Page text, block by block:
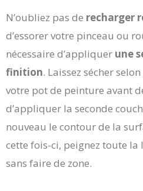
N’oubliez pas de recharger
d’essorer votre pinceau ou
nécessaire d’appliquer une
finition. Laissez sécher
votre pot de peinture avant
d’appliquer la seconde
nouveau le contour de la
cette fois-ci, peignez toute
sans faire de zone.